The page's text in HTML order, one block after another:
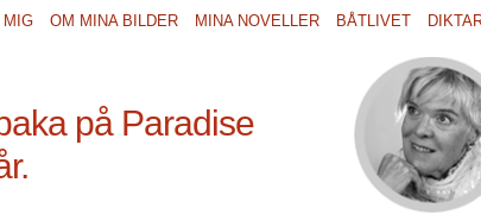
MIG OM MINA BILDER MINA NOVELLER BÅTLIVET
på Paradise